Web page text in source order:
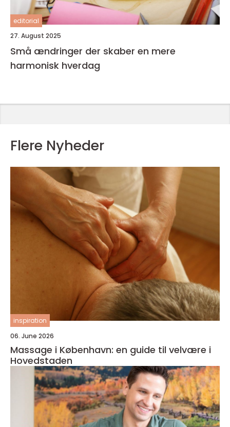
editorial
27. August 2025
Små ændringer der skaber en mere
harmonisk hverdag
Flere Nyheder
inspiration
06. June 2026
Massage i København: en guide til velvære i
Hovedstaden